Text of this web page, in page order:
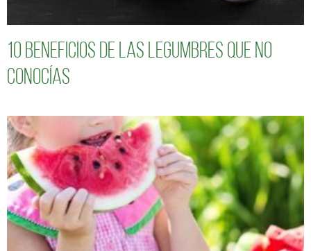
10 Beneficios de las legumbres que no
conocías